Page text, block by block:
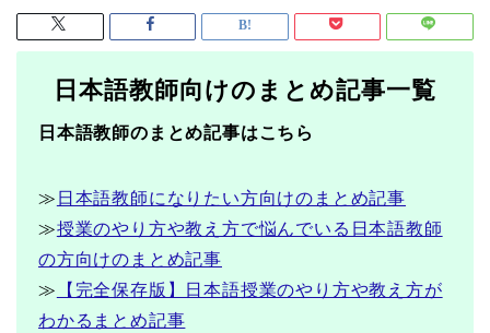
日本語教師向けのまとめ記事一覧
日本語教師のまとめ記事はこちら
≫ 日本語教師になりたい方向けのまとめ記事
≫授業のやり方や教え方で悩んでいる日本語教師
の方向けのまとめ記事
≫
【完全保存版】日本語授業のやり方や教え方が
わかるまとめ記事